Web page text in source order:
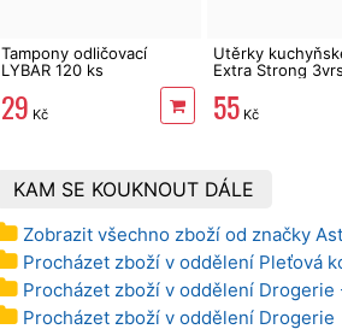
Tampony odličovací
LYBAR 120 ks
29 Kč
Utěrky
Extra Strong
55 Kč
KAM SE KOUKNOUT DÁLE
Zobrazit všechno zboží od značky
Procházet zboží v oddělení Pleťová
Procházet zboží v oddělení
Procházet zboží v oddělení Drogerie